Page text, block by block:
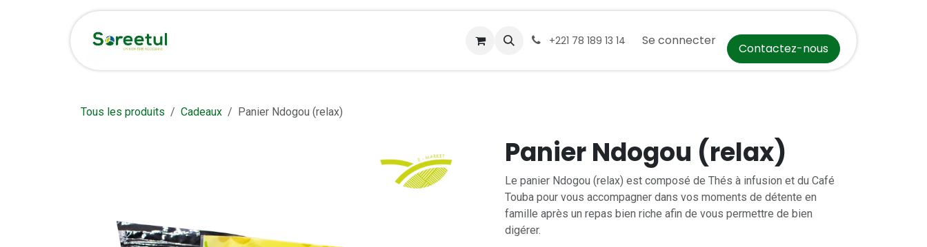
Se rendre au contenu
Nos points relais À propos Contact Événements Aide Postes
+221 78 189 13 14 Se connecter
Contactez-nous
Tous les produits Cadeaux Panier Ndogou (relax)
Panier Ndogou (relax)
Le panier Ndogou (relax) est composé de Thés à infusion et du Café
Touba pour vous accompagner dans vos moments de détente en
famille après un repas bien riche afin de vous permettre de bien
digérer.